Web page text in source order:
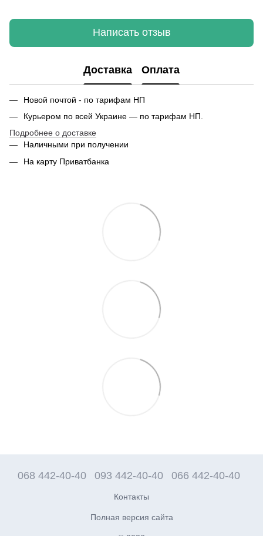
Написать отзыв
Доставка Оплата
Новой почтой - по тарифам НП
Курьером по всей Украине — по тарифам НП.
Подробнее о доставке
Наличными при получении
На карту Приватбанка
068 442-40-40 093 442-40-40 066 442-40-40
Контакты
Полная версия сайта